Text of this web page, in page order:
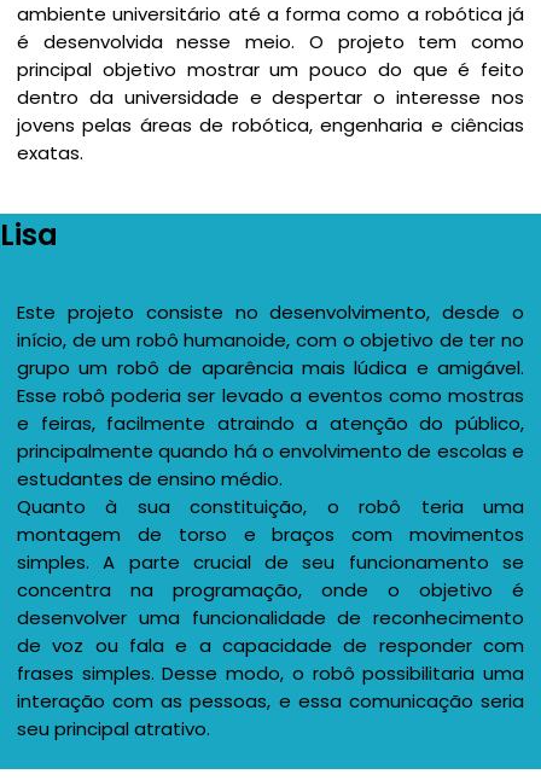
ambiente universitário até a forma como a robótica já
é desenvolvida nesse meio. O projeto tem como
principal objetivo mostrar um pouco do que é feito
dentro da universidade e despertar o interesse nos
jovens pelas áreas de robótica, engenharia e ciências
exatas.
Lisa
Este projeto consiste no desenvolvimento, desde o
início, de um robô humanoide, com o objetivo de ter no
grupo um robô de aparência mais lúdica e amigável.
Esse robô poderia ser levado a eventos como mostras
e feiras, facilmente atraindo a atenção do público,
principalmente quando há o envolvimento de escolas e
estudantes de ensino médio.
Quanto à sua constituição, o robô teria uma
montagem de torso e braços com movimentos
simples. A parte crucial de seu funcionamento se
concentra na programação, onde o objetivo é
desenvolver uma funcionalidade de reconhecimento
de voz ou fala e a capacidade de responder com
frases simples. Desse modo, o robô possibilitaria uma
interação com as pessoas, e essa comunicação seria
seu principal atrativo.